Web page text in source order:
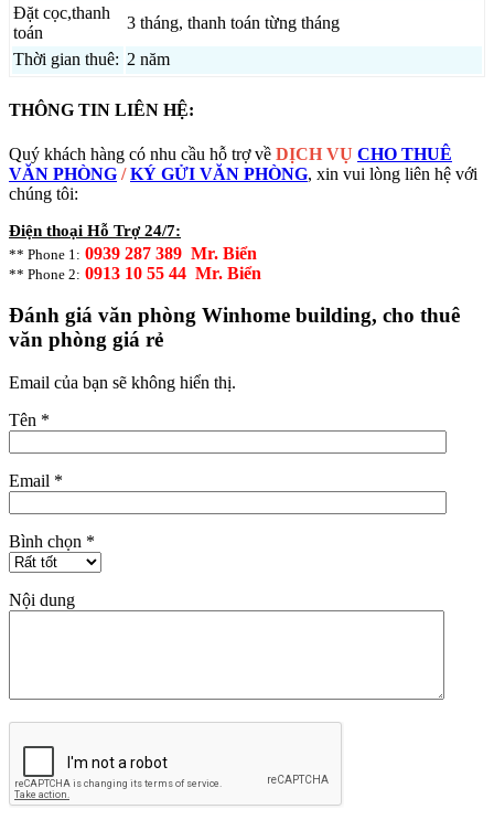
Đặt cọc,thanh
toán
3 tháng, thanh toán từng tháng
Thời gian thuê: 2 năm
THÔNG TIN LIÊN HỆ:
Quý khách hàng có nhu cầu hỗ trợ về DỊCH VỤ CHO THUÊ
VĂN PHÒNG /KÝ GỬI VĂN PHÒNG, xin vui lòng liên hệ với
chúng tôi:
Điện thoại Hỗ Trợ 24/7:
** Phone 1: 0939 287 389 Mr. Biển
** Phone 2: 0913 10 55 44 Mr. Biển
Đánh giá văn phòng Winhome building, cho thuê
văn phòng giá rẻ
Email của bạn sẽ không hiển thị.
Tên *
Email *
Bình chọn *
Nội dung